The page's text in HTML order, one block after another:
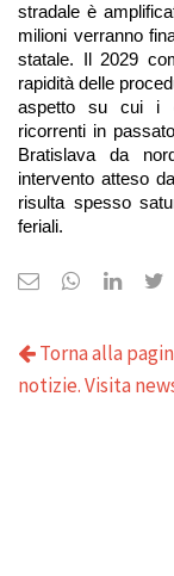
stradale è
milioni verranno
statale. Il 2029
rapidità delle
aspetto su cui i
ricorrenti in
Bratislava da
intervento atteso
risulta spesso
feriali.
Torna alla
notizie. Visita